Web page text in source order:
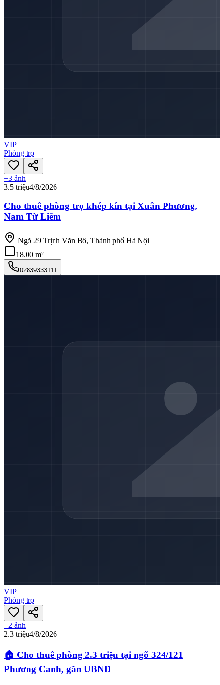
VIP
Phòng trọ
+3 ảnh
3.5 triệu4/8/2026
Cho thuê phòng trọ khép kín tại Xuân Phương,
Nam Từ Liêm
Ngõ 29 Trịnh Văn Bô, Thành phố Hà Nội
18.00 m²
02839333111
VIP
Phòng trọ
+2 ảnh
2.3 triệu4/8/2026
🏠 Cho thuê phòng 2.3 triệu tại ngõ 324/121
Phương Canh, gần UBND